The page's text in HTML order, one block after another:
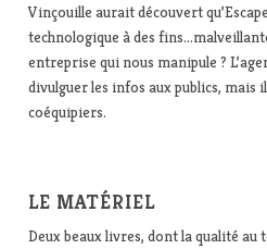
Vinçouille aurait découvert
technologique à des
entreprise qui nous manipule ?
divulguer les infos aux publics, mais
coéquipiers.
LE MATÉRIEL
Deux beaux livres, dont la qualité au